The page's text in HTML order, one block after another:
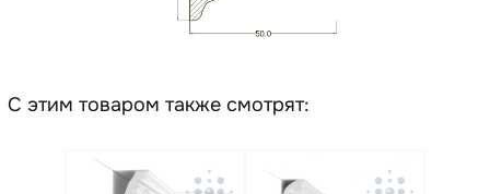
С этим товаром также смотрят: